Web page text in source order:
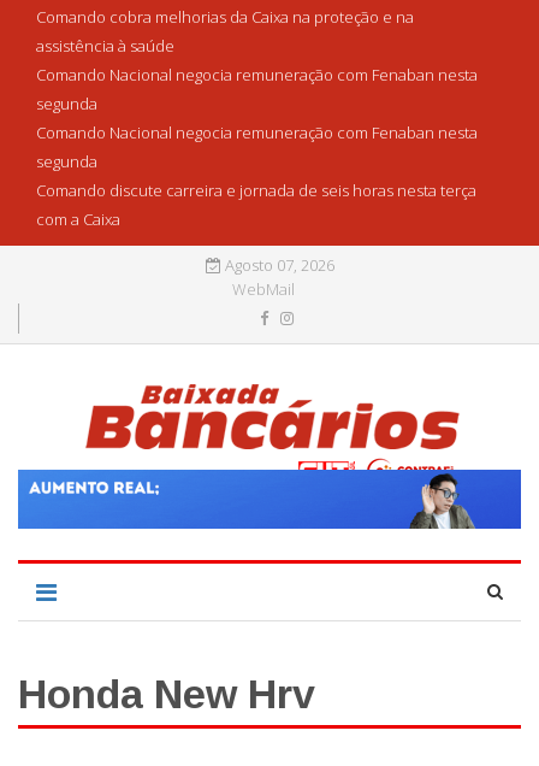
Comando cobra melhorias da Caixa na proteção e na
assistência à saúde
Comando Nacional negocia remuneração com Fenaban nesta
segunda
Comando Nacional negocia remuneração com Fenaban nesta
segunda
Comando discute carreira e jornada de seis horas nesta terça
com a Caixa
Agosto 07, 2026
WebMail
Honda New Hrv